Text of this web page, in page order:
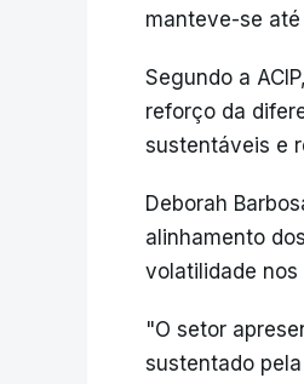
manteve-se
Segundo a
reforço da
sustentáveis e
Deborah
alinhamento
volatilidade
"O setor
sustentado